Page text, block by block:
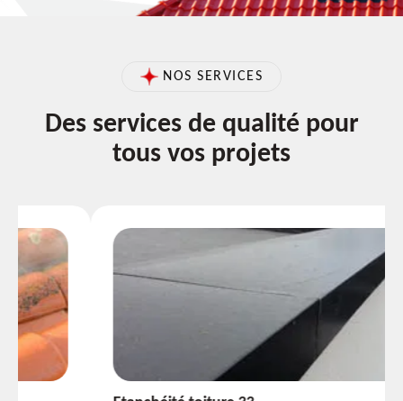
NOS SERVICES
Des services de qualité pour
tous vos projets